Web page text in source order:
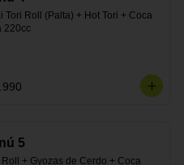
Tori Roll (Palta) + Hot Tori + Coca
220cc
5
Roll + Gyozas de Cerdo + Coca